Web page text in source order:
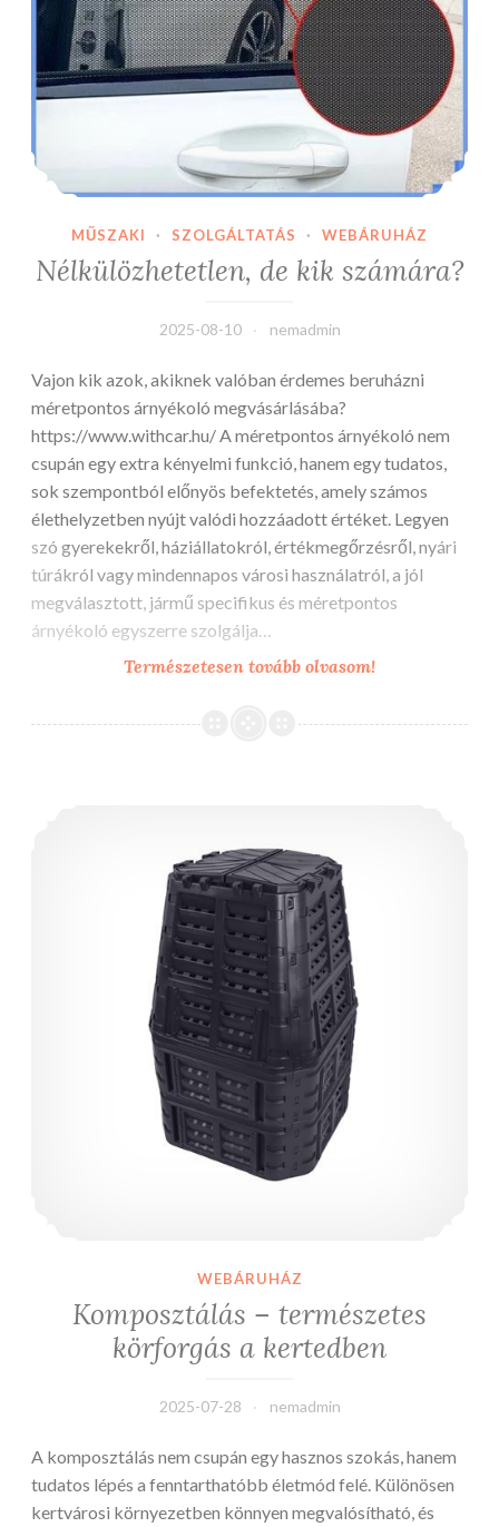
MŰSZAKI · SZOLGÁLTATÁS · WEBÁRUHÁZ
Nélkülözhetetlen, de kik számára?
2025-08-10 nemadmin
Vajon kik azok, akiknek valóban érdemes beruházni
méretpontos árnyékoló megvásárlásába?
https://www.withcar.hu/ A méretpontos árnyékoló nem
csupán egy extra kényelmi funkció, hanem egy tudatos,
sok szempontból előnyös befektetés, amely számos
élethelyzetben nyújt valódi hozzáadott értéket. Legyen
szó gyerekekről, háziállatokról, értékmegőrzésről, nyári
túrákról vagy mindennapos városi használatról, a jól
megválasztott, jármű specifikus és méretpontos
árnyékoló egyszerre szolgálja…
Természetesen tovább olvasom!
kik
WEBÁRUHÁZ
Komposztálás – természetes
körforgás a kertedben
2025-07-28 nemadmin
A komposztálás nem csupán egy hasznos szokás, hanem
tudatos lépés a fenntarthatóbb életmód felé. Különösen
kertvárosi környezetben könnyen megvalósítható, és